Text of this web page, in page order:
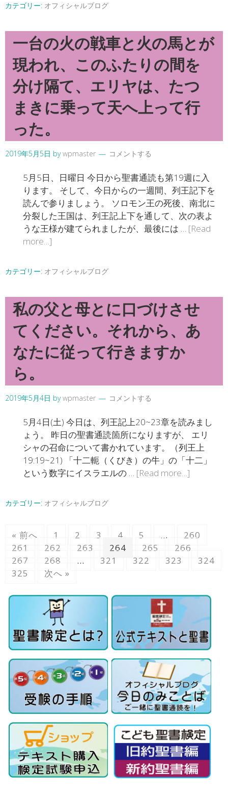
カテゴリー: オフィシャルブログ
一台の火の戦車と火の馬とが
現われ、このふたりの間を
分け隔て、エリヤは、たつ
まきに乗って天へ上って行
った。
2019年5月5日 bywpmaster コメントする
5月5日、日曜日 今日から聖書通読も第19週に入
ります。 そして、今日からの一週間、列王記下を
読んで参りましょう。 ソロモン王の死後、南北に
分裂した王国は、列王記上下を通して、次の表よ
うな王様が建てられましたが、最後には … [Read
more…]
カテゴリー: オフィシャルブログ
私の父と母とに口づけさせ
てください。それから、あ
なたに従って行きますか
ら。
2019年5月4日 bywpmaster コメントする
5月4日(土) 今日は、列王記上20~23章を読みまし
ょう。 昨日の聖書通読箇所になりますが、 エリ
シャの召命について書かれています。（列王上
19:19~21) 「十二軛（くびき）の牛」の「十二」
という数字にイスラエルの … [Read more…]
カテゴリー: オフィシャルブログ
« 前へ 1 2 3 4 5 …
260
261
262 263 264 265
266
267
268 … 321 322 323
324
325
次へ »